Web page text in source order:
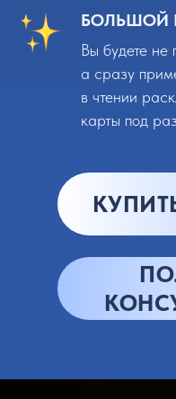
БОЛЬШОЙ
Вы будете не
а сразу
в чтении
карты под